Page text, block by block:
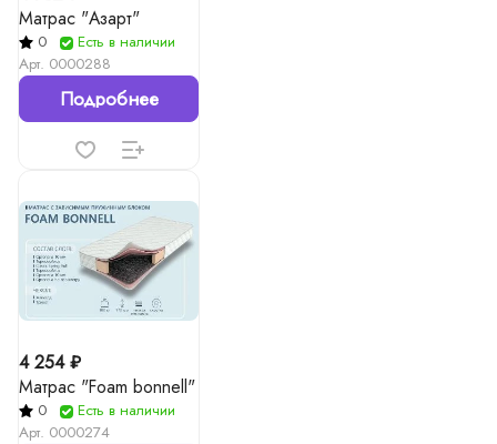
Матрас "Азарт"
0
Есть в наличии
Арт. 0000288
Подробнее
4 254 ₽
Матрас "Foam bonnell"
0
Есть в наличии
Арт. 0000274